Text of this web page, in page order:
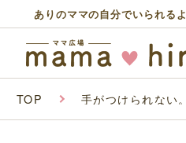
ありのママの自分でいられる
TOP 手がつけられない
マ広場マンガ